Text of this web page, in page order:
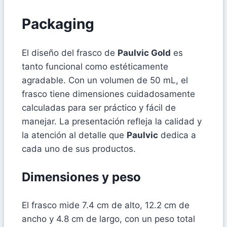
Packaging
El diseño del frasco de Paulvic Gold es
tanto funcional como estéticamente
agradable. Con un volumen de 50 mL, el
frasco tiene dimensiones cuidadosamente
calculadas para ser práctico y fácil de
manejar. La presentación refleja la calidad y
la atención al detalle que Paulvic dedica a
cada uno de sus productos.
Dimensiones y peso
El frasco mide 7.4 cm de alto, 12.2 cm de
ancho y 4.8 cm de largo, con un peso total